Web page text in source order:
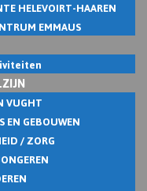
HELEVOIRT-HAAREN
EMMAUS
VUGHT
EN GEBOUWEN
/ ZORG